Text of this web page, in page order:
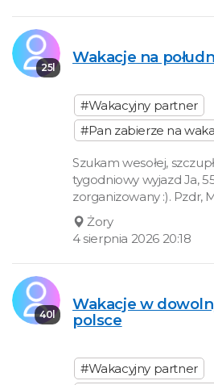
25l
Wakacje na
#Wakacyjny partner
#Pan zabierze na
Szukam wesołej,
tygodniowy wyjazd Ja,
zorganizowany :). Pzdr,
Żory
4 sierpnia 2026 20:18
40l
Wakacje w
polsce
#Wakacyjny partner